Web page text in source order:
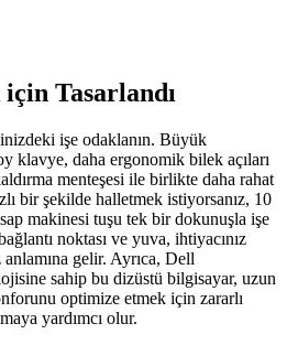
Tasarlandı
işe odaklanın. Büyük
klavye, daha ergonomik bilek açıları
menteşesi ile birlikte daha rahat
bir şekilde halletmek istiyorsanız, 10
makinesi tuşu tek bir dokunuşla işe
noktası ve yuva, ihtiyacınız
gelir. Ayrıca, Dell
sahip bu dizüstü bilgisayar, uzun
optimize etmek için zararlı
yardımcı olur.